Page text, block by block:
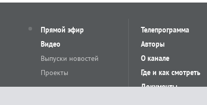
Прямой эфир
Видео
Выпуски новостей
Проекты
Телепрограмма
Авторы
О канале
Где и как смотреть
Документы